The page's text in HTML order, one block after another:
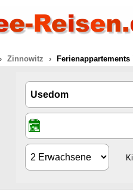
Zinnowitz